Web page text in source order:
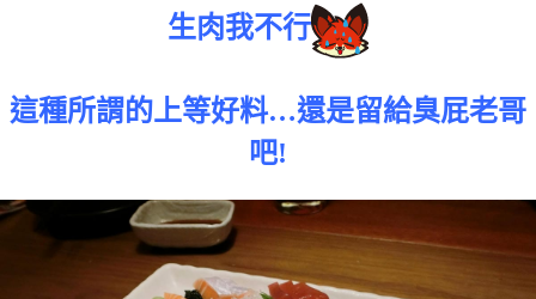
生肉我不行
這種所謂的上等好料…還是留給臭屁老哥
吧!